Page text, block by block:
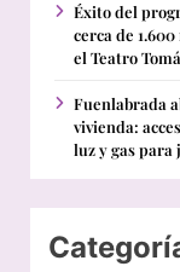
Éxito del
cerca de
el Teatro
Fuenlabrada
vivienda:
luz y gas para